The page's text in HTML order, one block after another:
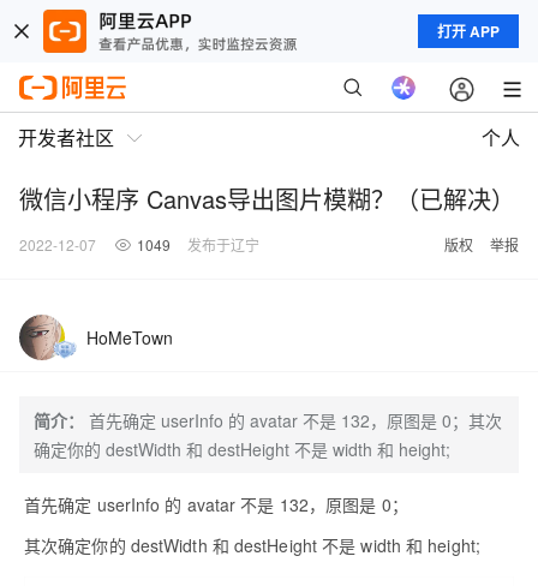
打开 APP
开发者社区 个人
微信小程序 Canvas导出图片模糊？（已解决）
2022-12-07 1049 发布于辽宁 版权 举报
HoMeTown
简介：
首先确定 userInfo 的 avatar 不是 132，原图是 0；其次
确定你的 destWidth 和 destHeight 不是 width 和 height;
首先确定 userInfo 的 avatar 不是 132，原图是 0；
其次确定你的 destWidth 和 destHeight 不是 width 和 height;